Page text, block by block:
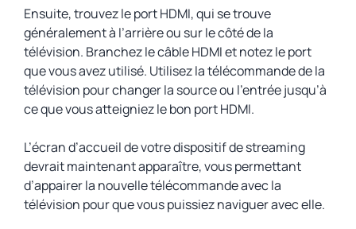
Ensuite, trouvez le port HDMI, qui se trouve
généralement à l’arrière ou sur le côté de la
télévision. Branchez le câble HDMI et notez le port
que vous avez utilisé. Utilisez la télécommande de la
télévision pour changer la source ou l’entrée jusqu’à
ce que vous atteigniez le bon port HDMI.
L’écran d’accueil de votre dispositif de streaming
devrait maintenant apparaître, vous permettant
d’appairer la nouvelle télécommande avec la
télévision pour que vous puissiez naviguer avec elle.